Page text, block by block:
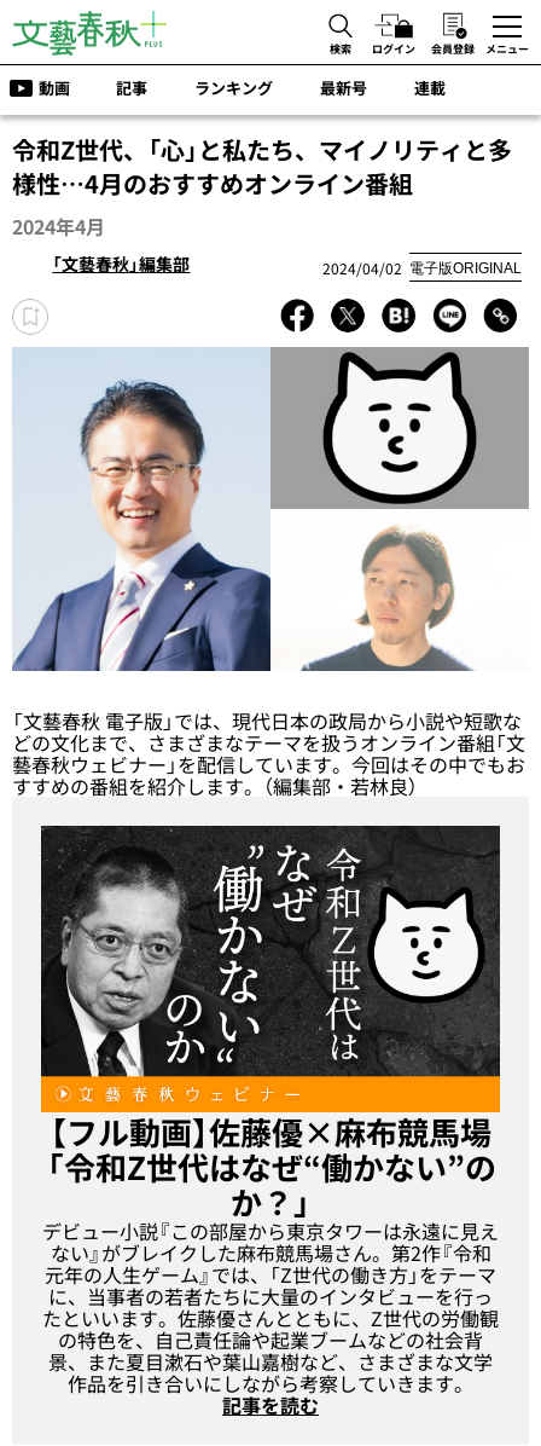
検索 ログイン 会員登録 メニュー
動画 記事 ランキング 最新号 連載
令和Z世代、「心」と私たち、マイノリティと多
様性…4月のおすすめオンライン番組
2024年4月
「文藝春秋」編集部 2024/04/02 電子版ORIGINAL
「文藝春秋 電子版」では、現代日本の政局から小説や短歌な
どの文化まで、さまざまなテーマを扱うオンライン番組「文
藝春秋ウェビナー」を配信しています。今回はその中でもお
すすめの番組を紹介します。（編集部・若林良）
【フル動画】佐藤優×麻布競馬場
「令和Z世代はなぜ“働かない”の
か？」
デビュー小説『この部屋から東京タワーは永遠に見え
ない』がブレイクした麻布競馬場さん。第2作『令和
元年の人生ゲーム』では、「Z世代の働き方」をテーマ
に、当事者の若者たちに大量のインタビューを行っ
たといいます。佐藤優さんとともに、Z世代の労働観
の特色を、自己責任論や起業ブームなどの社会背
景、また夏目漱石や葉山嘉樹など、さまざまな文学
作品を引き合いにしながら考察していきます。
記事を読む